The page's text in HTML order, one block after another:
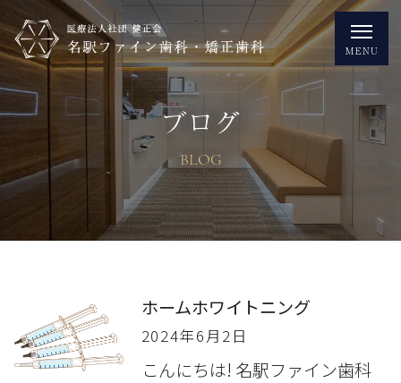
ブログ
BLOG
ホームホワイトニング
2024年6月2日
こんにちは! 名駅ファイン歯科